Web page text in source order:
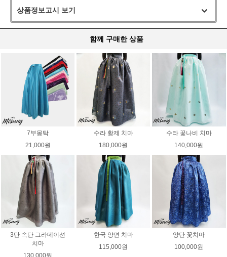
상품정보고시 보기
함께 구매한 상품
7부몽탁
21,000원
수라 황제 치마
180,000원
수라 꽃나비 치마
140,000원
3단 속단 그라데이션
치마
한국 양면 치마
115,000원
양단 꽃치마
100,000원